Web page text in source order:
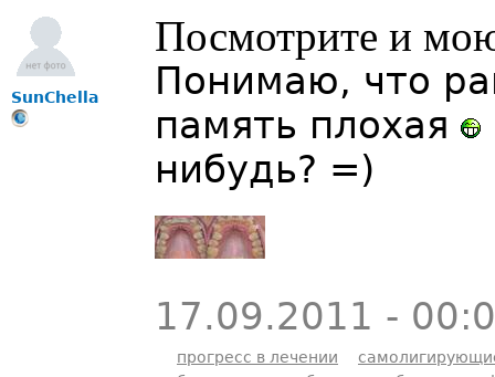
SunChella
Посмотрите и
Понимаю, что
память плохая
нибудь? =)
17.09.2011 -
прогресс в лечении